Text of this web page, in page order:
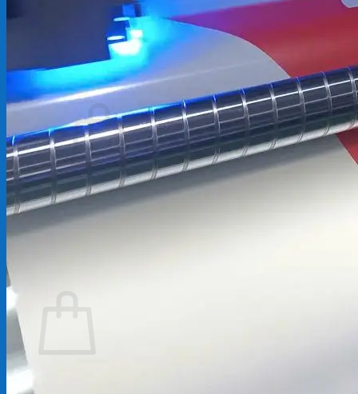
kiếm:
Giỏ hàng /0₫
Chưa có sản phẩm trong giỏ hàng.
Quay trở lại cửa hàng